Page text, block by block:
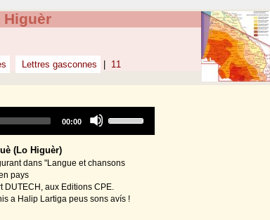
Higuèr
Lettres gasconnes 11
Player
Total
00:00
Up/Down
to
or
(Lo Higuèr)
dans "Langue et chansons
pays
DUTECH, aux Editions CPE.
a Halip Lartiga peus sons avís !